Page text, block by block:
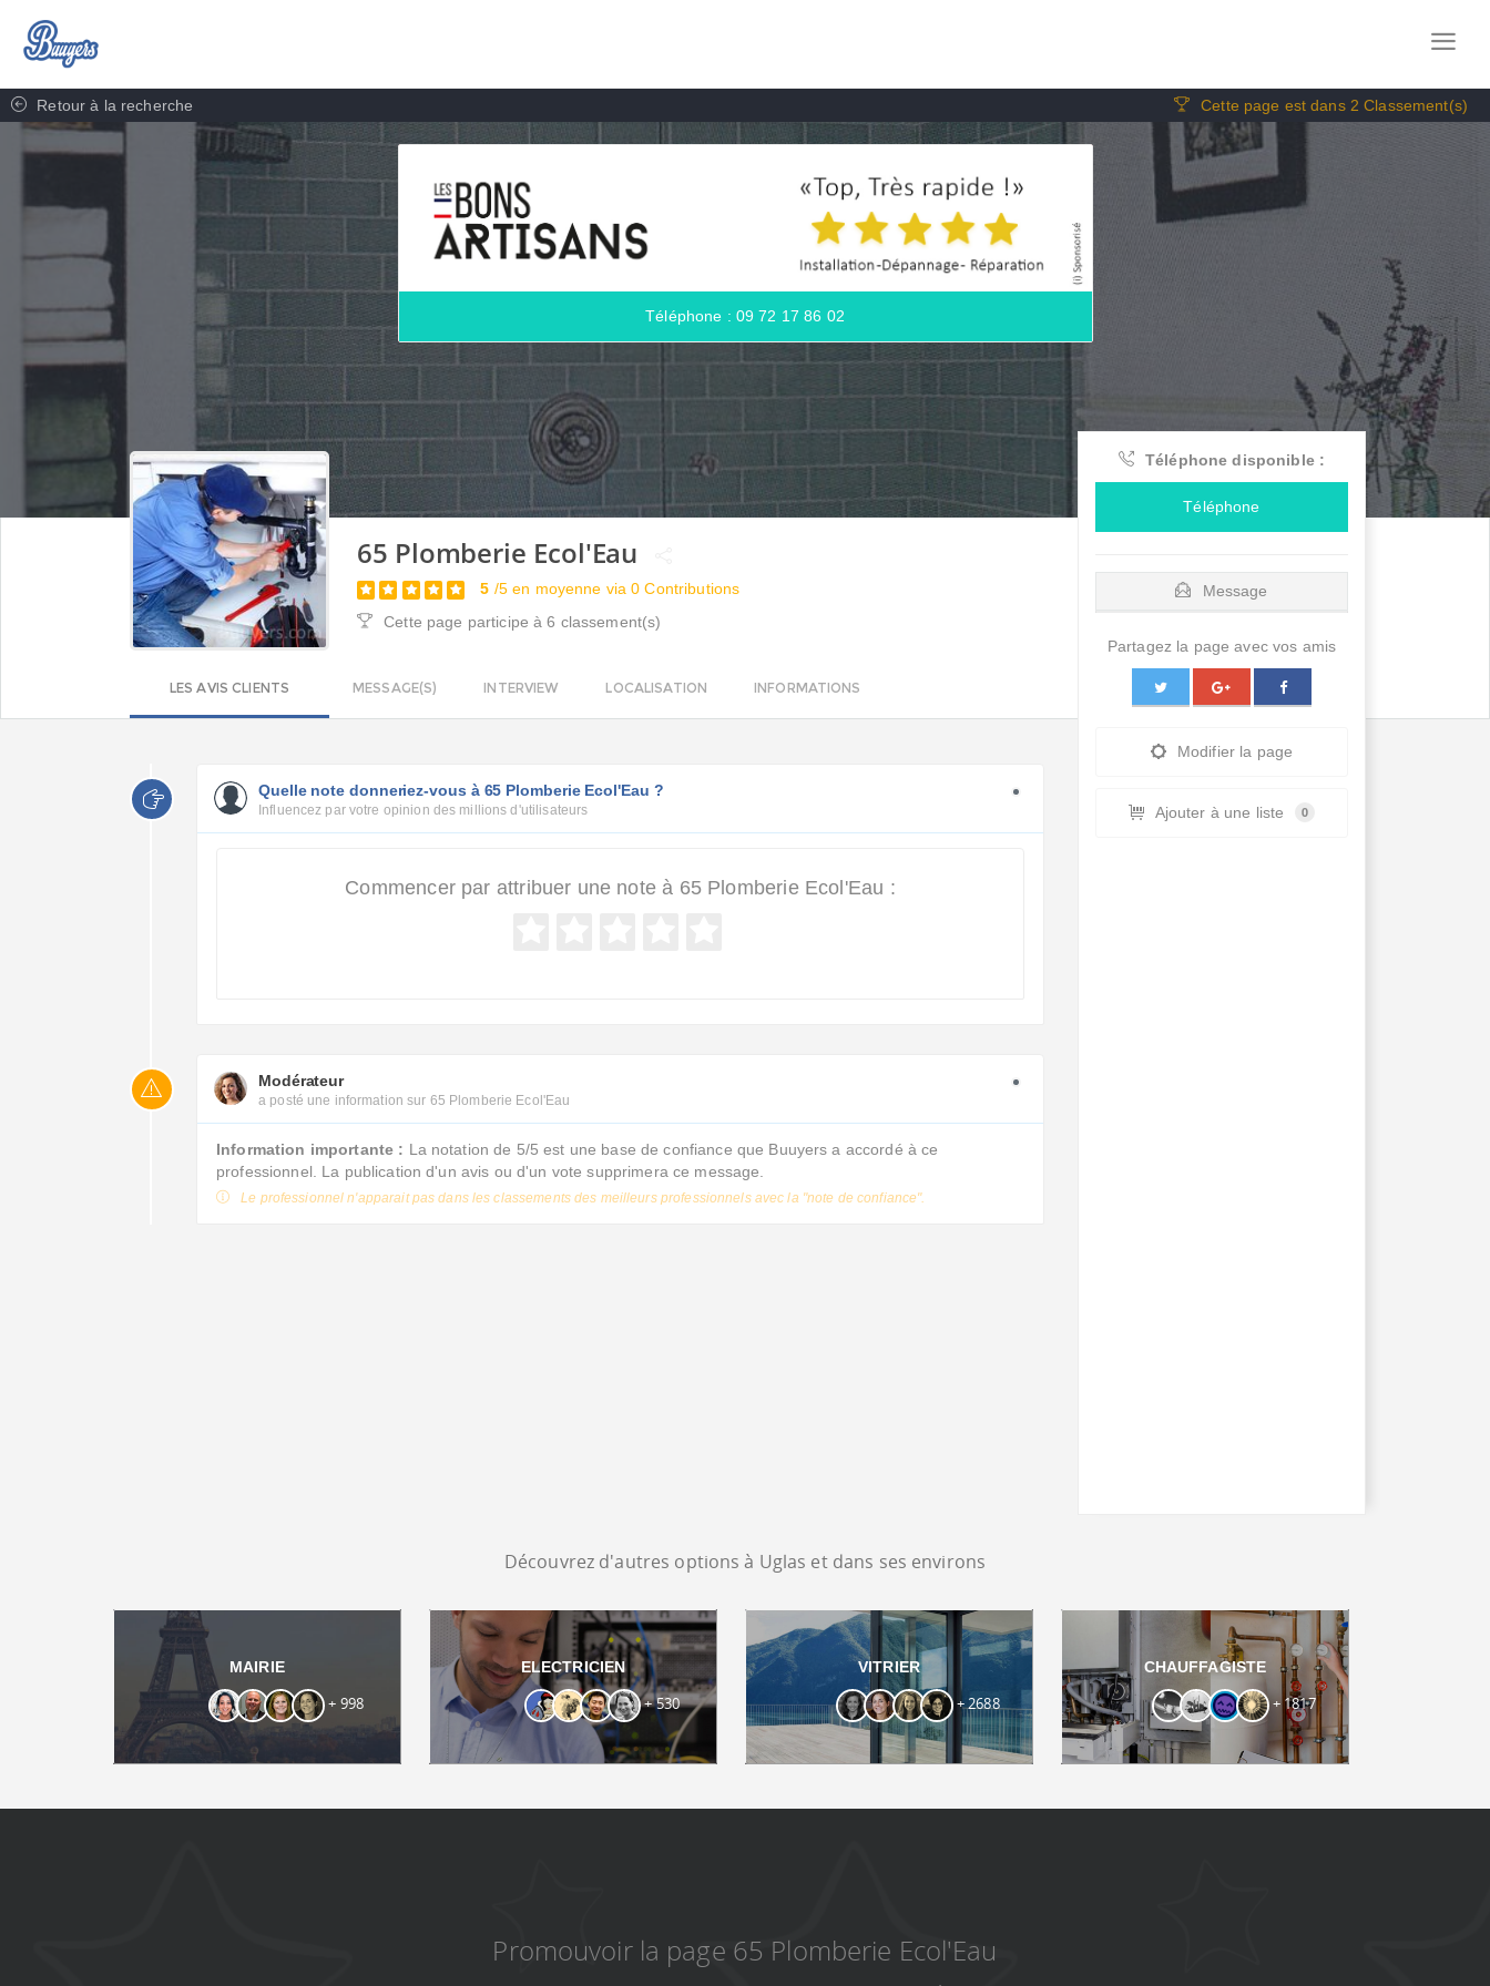
Retour à la recherche Cette page est dans 2 Classement(s)
Téléphone : 09 72 17 86 02
65 Plomberie Ecol'Eau
5 /5 en moyenne via 0 Contributions
Cette page participe à 6 classement(s)
LES AVIS CLIENTS MESSAGE(S) INTERVIEW LOCALISATION INFORMATIONS
Quelle note donneriez-vous à 65 Plomberie Ecol'Eau ?
Influencez par votre opinion des millions d'utilisateurs
Commencer par attribuer une note à 65 Plomberie Ecol'Eau :
Modérateur
a posté une information sur 65 Plomberie Ecol'Eau
Information importante : La notation de 5/5 est une base de confiance que Buuyers a accordé à ce
professionnel. La publication d'un avis ou d'un vote supprimera ce message.
Le professionnel n'apparait pas dans les classements des meilleurs professionnels avec la "note de confiance".
Téléphone disponible :
Téléphone
Message
Partagez la page avec vos amis
Modifier la page
Ajouter à une liste 0
Découvrez d'autres options à Uglas et dans ses environs
MAIRIE
+ 998
ELECTRICIEN
+ 530
VITRIER
+ 2688
CHAUFFAGISTE
+ 1817
Promouvoir la page 65 Plomberie Ecol'Eau